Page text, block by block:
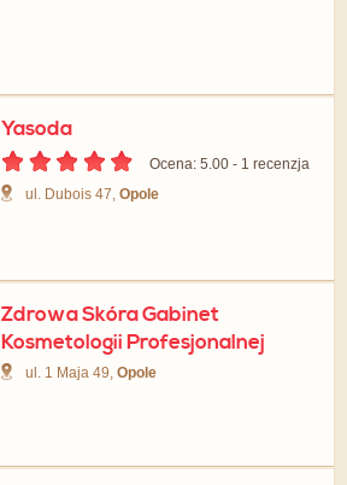
Yasoda
Ocena: 5.00 - ‎1 recenzja
ul. Dubois 47,Opole
Zdrowa Skóra Gabinet
Kosmetologii Profesjonalnej
ul. 1 Maja 49,Opole